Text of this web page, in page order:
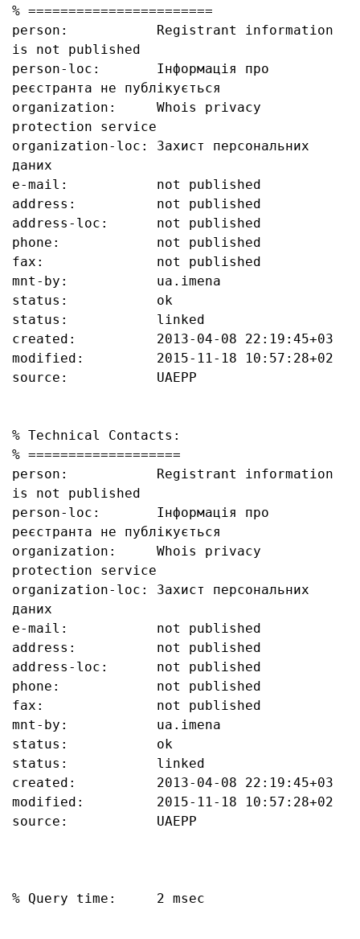
% =======================
person:           Registrant information
is not published
person-loc:       Інформація про
реєстранта не публікується
organization:     Whois privacy
protection service
organization-loc: Захист персональних
даних
e-mail:           not published
address:          not published
address-loc:      not published
phone:            not published
fax:              not published
mnt-by:           ua.imena
status:           ok
status:           linked
created:          2013-04-08 22:19:45+03
modified:         2015-11-18 10:57:28+02
source:           UAEPP
% Technical Contacts:
% ===================
person:           Registrant information
is not published
person-loc:       Інформація про
реєстранта не публікується
organization:     Whois privacy
protection service
organization-loc: Захист персональних
даних
e-mail:           not published
address:          not published
address-loc:      not published
phone:            not published
fax:              not published
mnt-by:           ua.imena
status:           ok
status:           linked
created:          2013-04-08 22:19:45+03
modified:         2015-11-18 10:57:28+02
source:           UAEPP
% Query time:     2 msec